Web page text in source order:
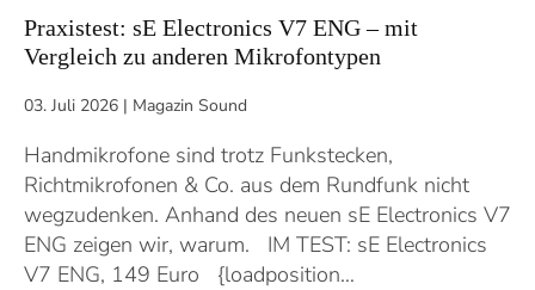
Praxistest: sE Electronics V7 ENG – mit
Vergleich zu anderen Mikrofontypen
03. Juli 2026 | Magazin Sound
Handmikrofone sind trotz Funkstecken,
Richtmikrofonen & Co. aus dem Rundfunk nicht
wegzudenken. Anhand des neuen sE Electronics V7
ENG zeigen wir, warum. IM TEST: sE Electronics
V7 ENG, 149 Euro {loadposition…